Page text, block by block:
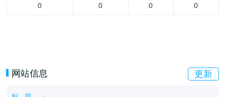
0 0 0 0
网站信息 更新